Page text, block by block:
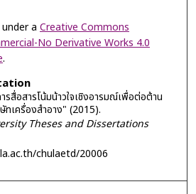
a Creative Commons
No Derivative Works 4.0
.
สื่อสารโน้มน้าวใจเชิงอารมณ์เพื่อต่อต้าน
ทเครื่องสำอาง" (2015).
Theses and Dissertations
chulaetd/20006